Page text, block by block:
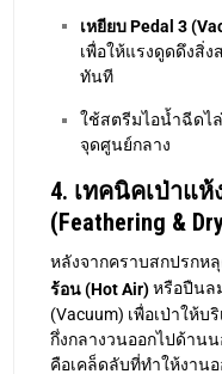
เหยียบ Pedal 3
เพื่อให้แรงดูดดึงสิ่
ทันที
ใช้สตรีมไอน้ำฉีดไ
จุดศูนย์กลาง
4. เทคนิคเป่าแ
(Feathering &
หลังจากคราบสกปรกห
ร้อน (Hot Air)หรือปืนล
(Vacuum) เพื่อเป่าให้
กึ่งกลางวนออกไปด้าน
คือเคล็ดลับที่ทำให้งานอ